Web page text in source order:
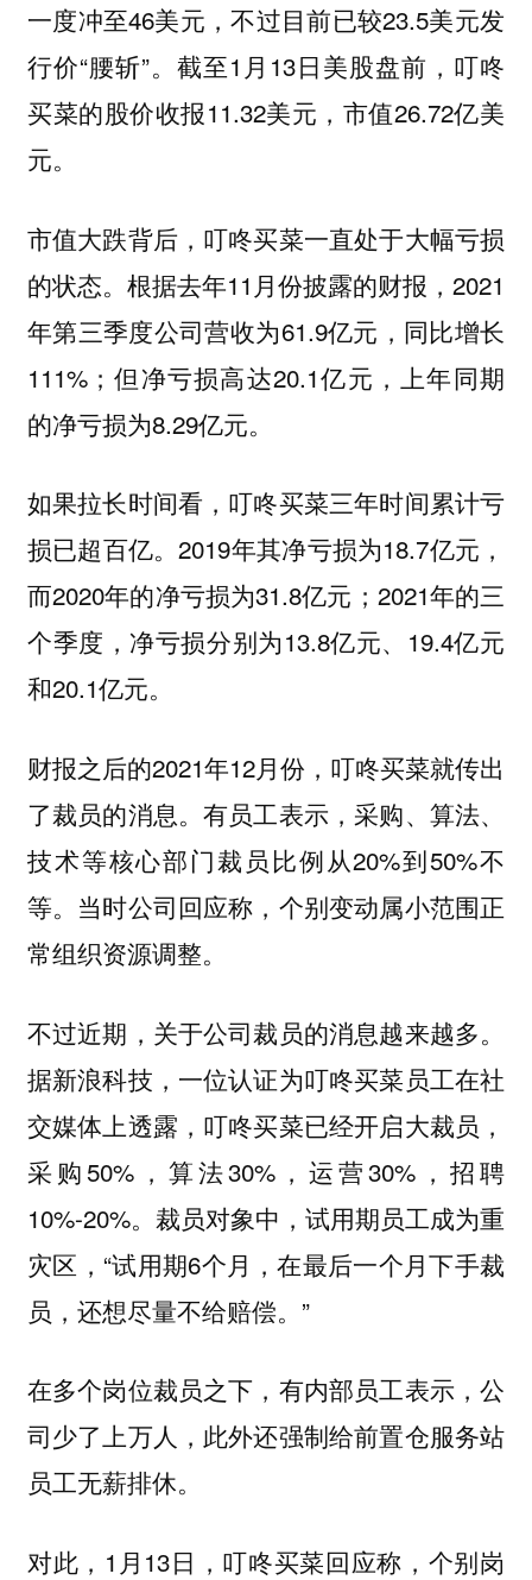
一度冲至46美元，不过目前已较23.5美元发
行价“腰斩”。截至1月13日美股盘前，叮咚
买菜的股价收报11.32美元，市值26.72亿美
元。
市值大跌背后，叮咚买菜一直处于大幅亏损
的状态。根据去年11月份披露的财报，2021
年第三季度公司营收为61.9亿元，同比增长
111%；但净亏损高达20.1亿元，上年同期
的净亏损为8.29亿元。
如果拉长时间看，叮咚买菜三年时间累计亏
损已超百亿。2019年其净亏损为18.7亿元，
而2020年的净亏损为31.8亿元；2021年的三
个季度，净亏损分别为13.8亿元、19.4亿元
和20.1亿元。
财报之后的2021年12月份，叮咚买菜就传出
了裁员的消息。有员工表示，采购、算法、
技术等核心部门裁员比例从20%到50%不
等。当时公司回应称，个别变动属小范围正
常组织资源调整。
不过近期，关于公司裁员的消息越来越多。
据新浪科技，一位认证为叮咚买菜员工在社
交媒体上透露，叮咚买菜已经开启大裁员，
采购50%，算法30%，运营30%，招聘
10%-20%。裁员对象中，试用期员工成为重
灾区，“试用期6个月，在最后一个月下手裁
员，还想尽量不给赔偿。”
在多个岗位裁员之下，有内部员工表示，公
司少了上万人，此外还强制给前置仓服务站
员工无薪排休。
对此，1月13日，叮咚买菜回应称，个别岗